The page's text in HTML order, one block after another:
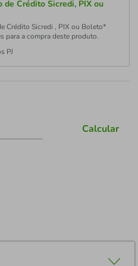
de Crédito Sicredi, PIX ou
Crédito Sicredi , PIX ou Boleto*
para a compra deste produto.
PJ
Calcular